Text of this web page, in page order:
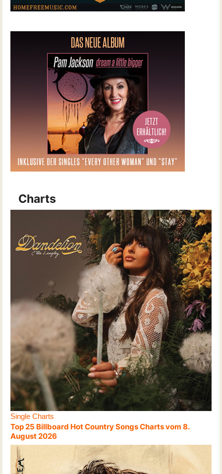
Charts
Single Charts
Top 25 Billboard Hot Country Songs Charts vom 8.
August 2026